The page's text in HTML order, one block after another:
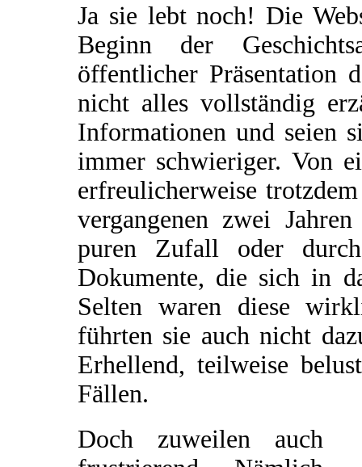
Ja sie lebt noch! Die
Beginn der
öffentlicher Präsentation
nicht alles vollständig
Informationen und seien
immer schwieriger. Von
erfreulicherweise
vergangenen zwei
puren Zufall oder
Dokumente, die sich in
Selten waren diese
führten sie auch nicht
Erhellend, teilweise
Fällen.
Doch zuweilen auch